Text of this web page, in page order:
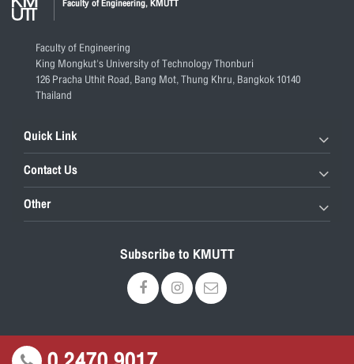
Faculty of Engineering, KMUTT
Faculty of Engineering
King Mongkut's University of Technology Thonburi
126 Pracha Uthit Road, Bang Mot, Thung Khru, Bangkok 10140
Thailand
Quick Link
Contact Us
Other
Subscribe to KMUTT